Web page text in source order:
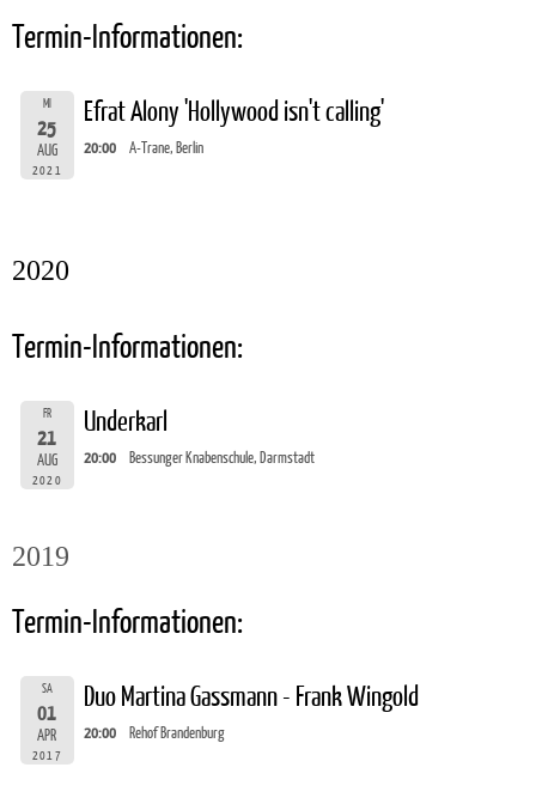
Termin-Informationen:
MI
25
AUG
2021
Efrat Alony 'Hollywood isn't calling'
20:00 A-Trane, Berlin
2020
Termin-Informationen:
FR
21
AUG
2020
Underkarl
20:00 Bessunger Knabenschule, Darmstadt
2019
Termin-Informationen:
SA
01
APR
2017
Duo Martina Gassmann - Frank Wingold
20:00 Rehof Brandenburg